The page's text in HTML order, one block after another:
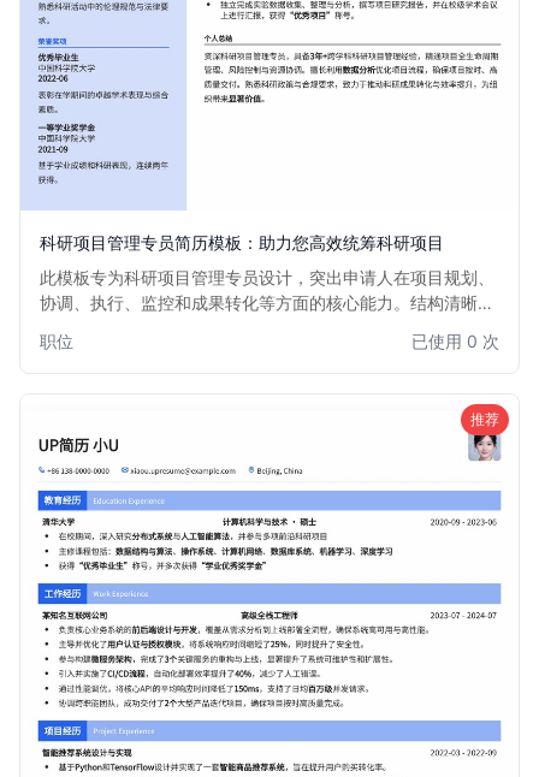
科研项目管理专员简历模板：助力您高效统筹科研项目
此模板专为科研项目管理专员设计，突出申请人在项目规划、
协调、执行、监控和成果转化等方面的核心能力。结构清晰，
和解决复杂问题的能力，助您在竞争激烈的科研领域脱颖而
出。适用于有一定科研或项目管理经验的专业人士，以及希望
职位 已使用 0 次
推荐